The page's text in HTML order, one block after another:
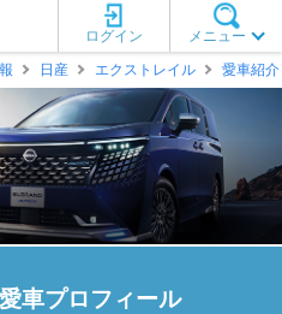
メニュー
ログイン
日産 エクストレイル 愛車紹介
車プロフィール